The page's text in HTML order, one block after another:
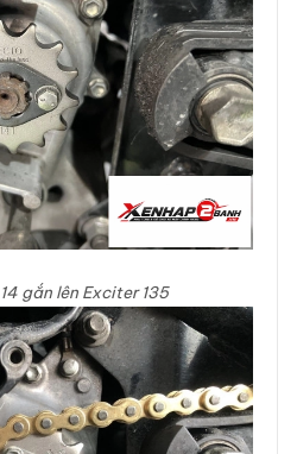
gắn lên Exciter 135